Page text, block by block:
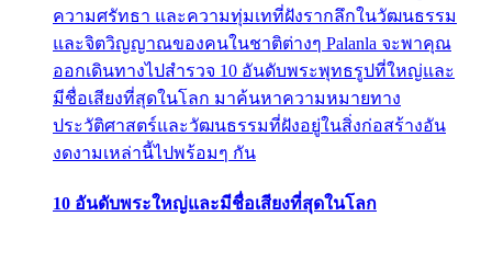
ความศรัทธา และความทุ่มเทที่ฝังรากลึกในวัฒนธรรม
และจิตวิญญาณของคนในชาติต่างๆ Palanla จะพาคุณ
ออกเดินทางไปสำรวจ 10 อันดับพระพุทธรูปที่ใหญ่และ
มีชื่อเสียงที่สุดในโลก มาค้นหาความหมายทาง
ประวัติศาสตร์และวัฒนธรรมที่ฝังอยู่ในสิ่งก่อสร้างอัน
งดงามเหล่านี้ไปพร้อมๆ กัน
10 อันดับพระใหญ่และมีชื่อเสียงที่สุดในโลก